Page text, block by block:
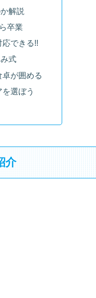
解説
卒業
できる!!
式
が囲める
選ぼう
介